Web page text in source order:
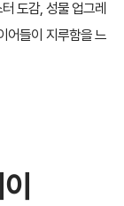
도감, 성물 업그레
어들이 지루함을 느